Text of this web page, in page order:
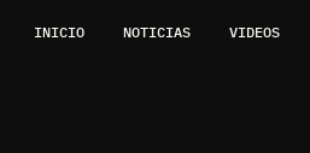
INICIO NOTICIAS VIDEOS